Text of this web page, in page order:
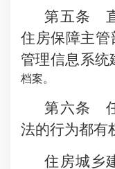
第五条
住房保障主
管理信息系统
档案。
第六条
法的行为都有
住房城乡